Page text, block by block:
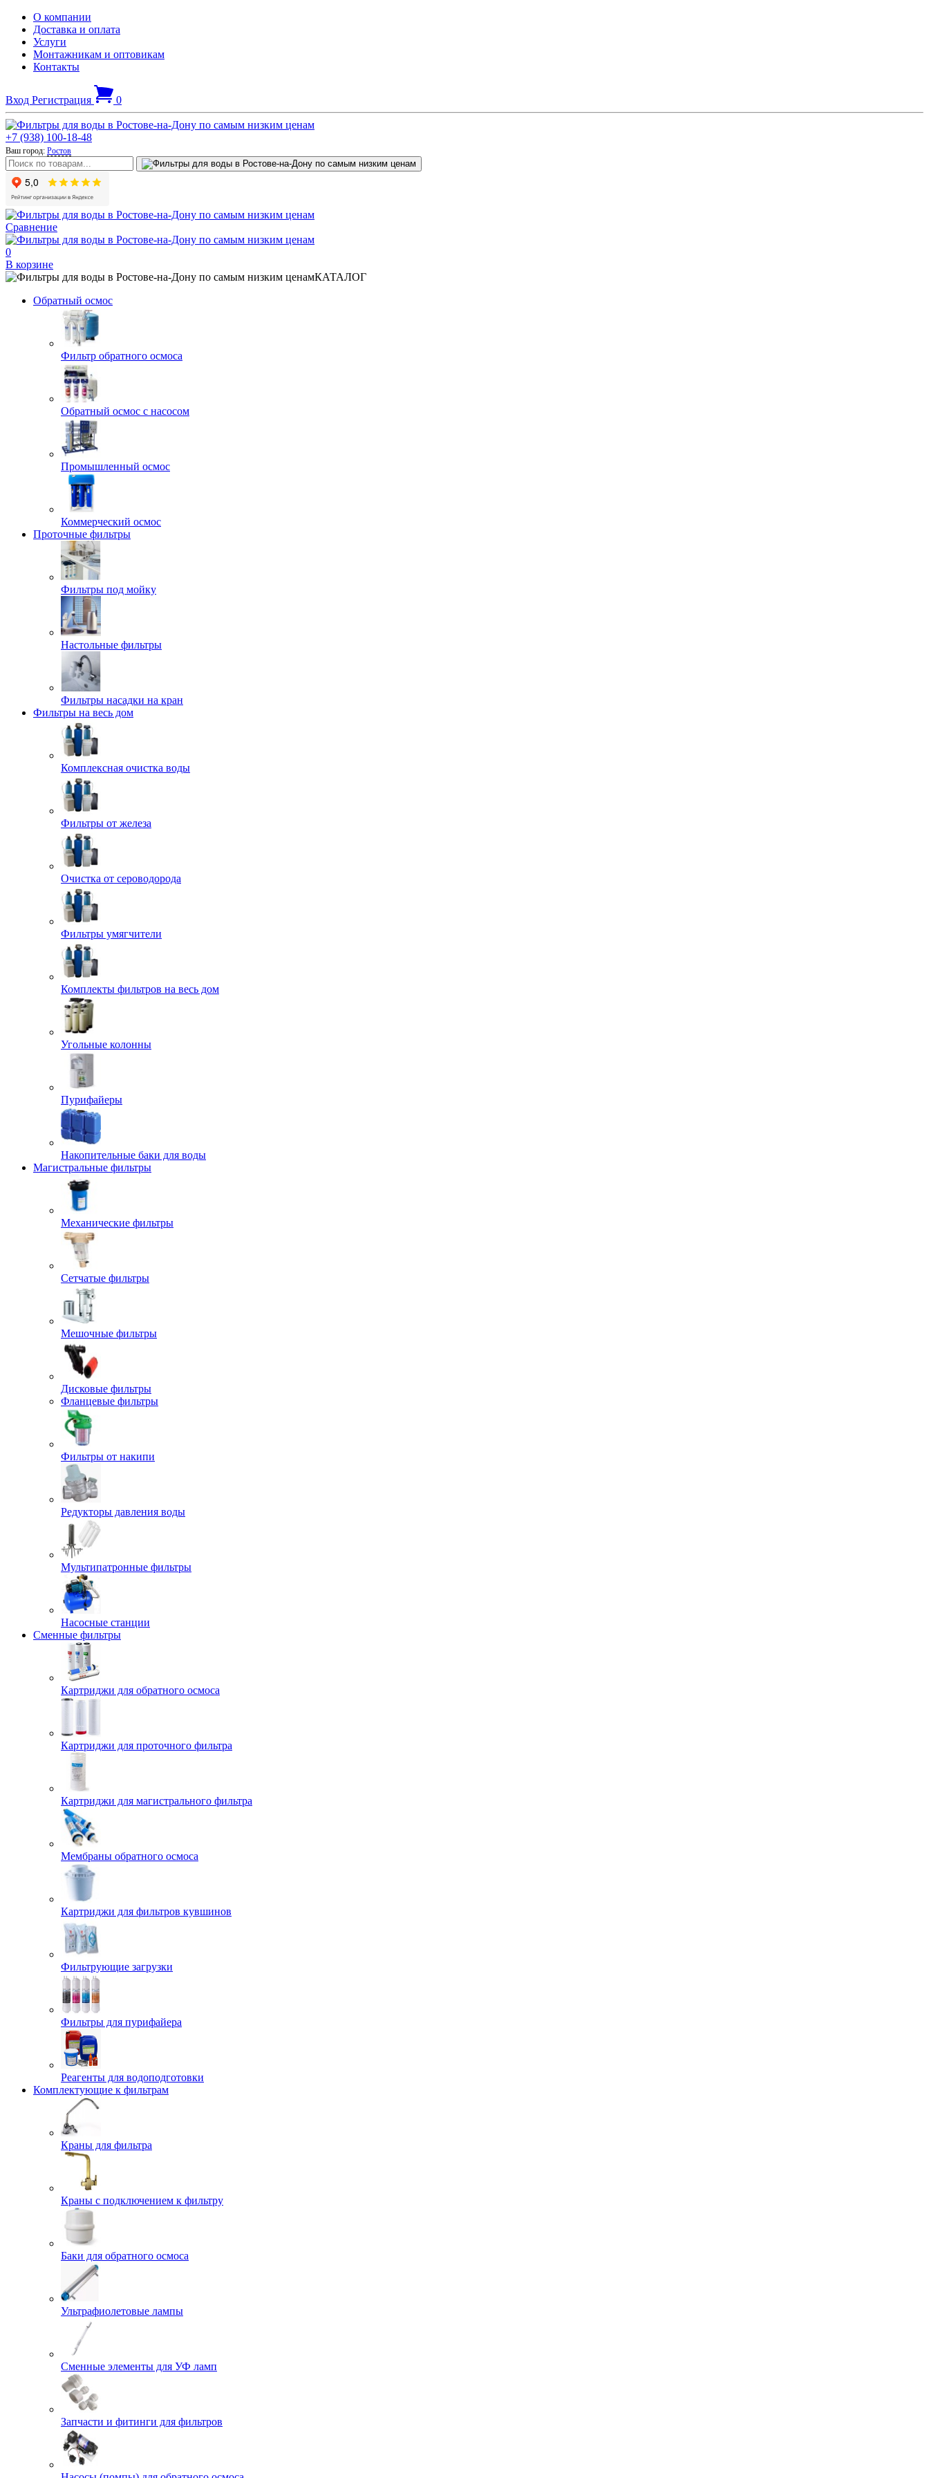
О компании
Доставка и оплата
Услуги
Монтажникам и оптовикам
Контакты
Вход Регистрация 0
+7 (938) 100-18-48
Ваш город: Ростов
Сравнение
0
В корзине
КАТАЛОГ
Обратный осмос
Фильтр обратного осмоса
Обратный осмос с насосом
Промышленный осмос
Коммерческий осмос
Проточные фильтры
Фильтры под мойку
Настольные фильтры
Фильтры насадки на кран
Фильтры на весь дом
Комплексная очистка воды
Фильтры от железа
Очистка от сероводорода
Фильтры умягчители
Комплекты фильтров на весь дом
Угольные колонны
Пурифайеры
Накопительные баки для воды
Магистральные фильтры
Механические фильтры
Сетчатые фильтры
Мешочные фильтры
Дисковые фильтры
Фланцевые фильтры
Фильтры от накипи
Редукторы давления воды
Мультипатронные фильтры
Насосные станции
Сменные фильтры
Картриджи для обратного осмоса
Картриджи для проточного фильтра
Картриджи для магистрального фильтра
Мембраны обратного осмоса
Картриджи для фильтров кувшинов
Фильтрующие загрузки
Фильтры для пурифайера
Реагенты для водоподготовки
Комплектующие к фильтрам
Краны для фильтра
Краны с подключением к фильтру
Баки для обратного осмоса
Ультрафиолетовые лампы
Сменные элементы для УФ ламп
Запчасти и фитинги для фильтров